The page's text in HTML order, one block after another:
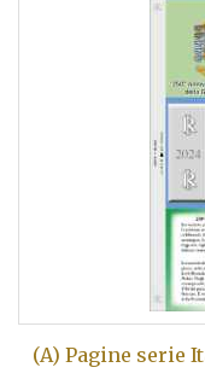
(A) Pagine serie